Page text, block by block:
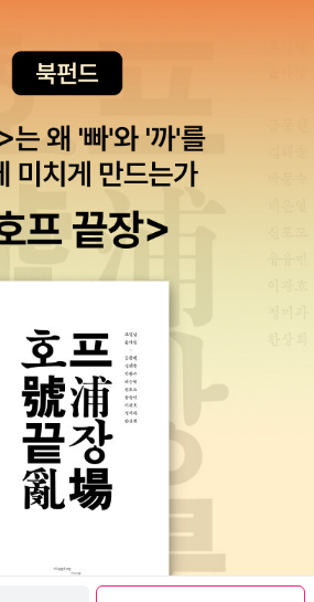
어갔을지언정, 아프리카 특유의 생활상과
작가라면 동일한 시각에서 절대 그려낼
학의 아버지가 되었다. 남아공 자전
는 나라의 맥락 안에서 내 인생을 적은 이
에 이 책은 아무 것도 아닐 것이다. 이 책은
중 가장 훌륭한 책이라고 생각한다.” _에스
예로 교육시키는 반투교육이 더욱 본격화
적으로 저항하기 시작한다. 백인 정부는
도를 높이고, 그로 인해 그 시기 남아공 문
할 만큼 흑인 작가들의 망명이 줄을 이었다.
학적 재현은 역사적 기록 못지않게 잔혹함
주기에 남아공 작가들의 자전문학은 그 의
후반에 나이지리아로 망명하기 전까지
체제 아래에서 극심한 고통을 겪었고, 그
열을 받게 하는 장치이기 때문에 책을 읽
분노는 자연스러운 것이리라. 열악하고 악
는 것도 가히 나쁘지 않다. 제도야 어차피
탈이 공식임을 알고 있으니까. 다만 책의
는 게 매우 아쉽다. 굳이 그러지 않아도 잘
야 할 화해의 궁극적 방식을 주장하고 있
서 말하자면 그의 역작 아프리카 삼부작과
후 반식민(半植民) 상태의 제3세계에서 거
와 군사 쿠데타 속 지식인들의 양심적 저
수 있다는 말씀. 식민 시대의 반식민(反
식민(半植民)으로 넘어가는 건 전 지구
유사한 작품으로 응구기와 티옹오의 <피의
>, 심지어 라틴 아메리카의 마리오 바르가
에 이르기까지 비슷한 예를 들려면 수도
요도 없다. 우리나라의 70년대 호스티스
진 작품들도 비슷하니까. 이야기가 또 삼
다시 언급을 하자면, 식민에 반대하는 반
베가 독립 후 절반쯤 식민 상태인 반(半)
카의 독립을 모색한 작품이라고 할 것이
히 주목할 만한 여성 작가가 한 명 혜성같
다 응고지 아디치에. 민음사 모던 클래식